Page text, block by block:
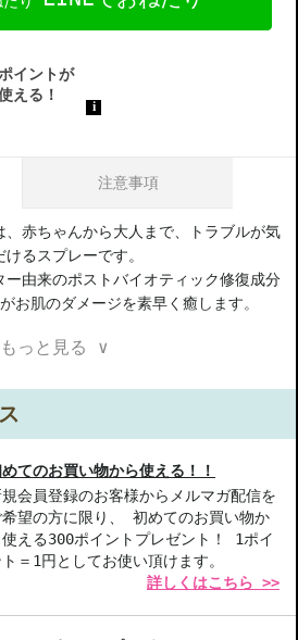
注意事項
、赤ちゃんから大人まで、トラブルが気
るスプレーです。
ー由来のポストバイオティック修復成分
肌のダメージを素早く癒します。
ニ後払いに変更をさせて頂きます。コン
社による審査がございます。予めご了
輸、佐川急便もしくは日本郵便で発送
のご指定はできません。
承っておりません。
書に弊社以外の物流センター社名が記
品の合計金額が16666円以上の場合、
あります。予めご了承ください。
もっと見る ∨
てのお買い物から使える！！
規会員登録のお客様からメルマガ配信を
希望の方に限り、 初めてのお買い物か
使える300ポイントプレゼント！ 1ポイ
ト＝1円としてお使い頂けます。
詳しくはこちら >>